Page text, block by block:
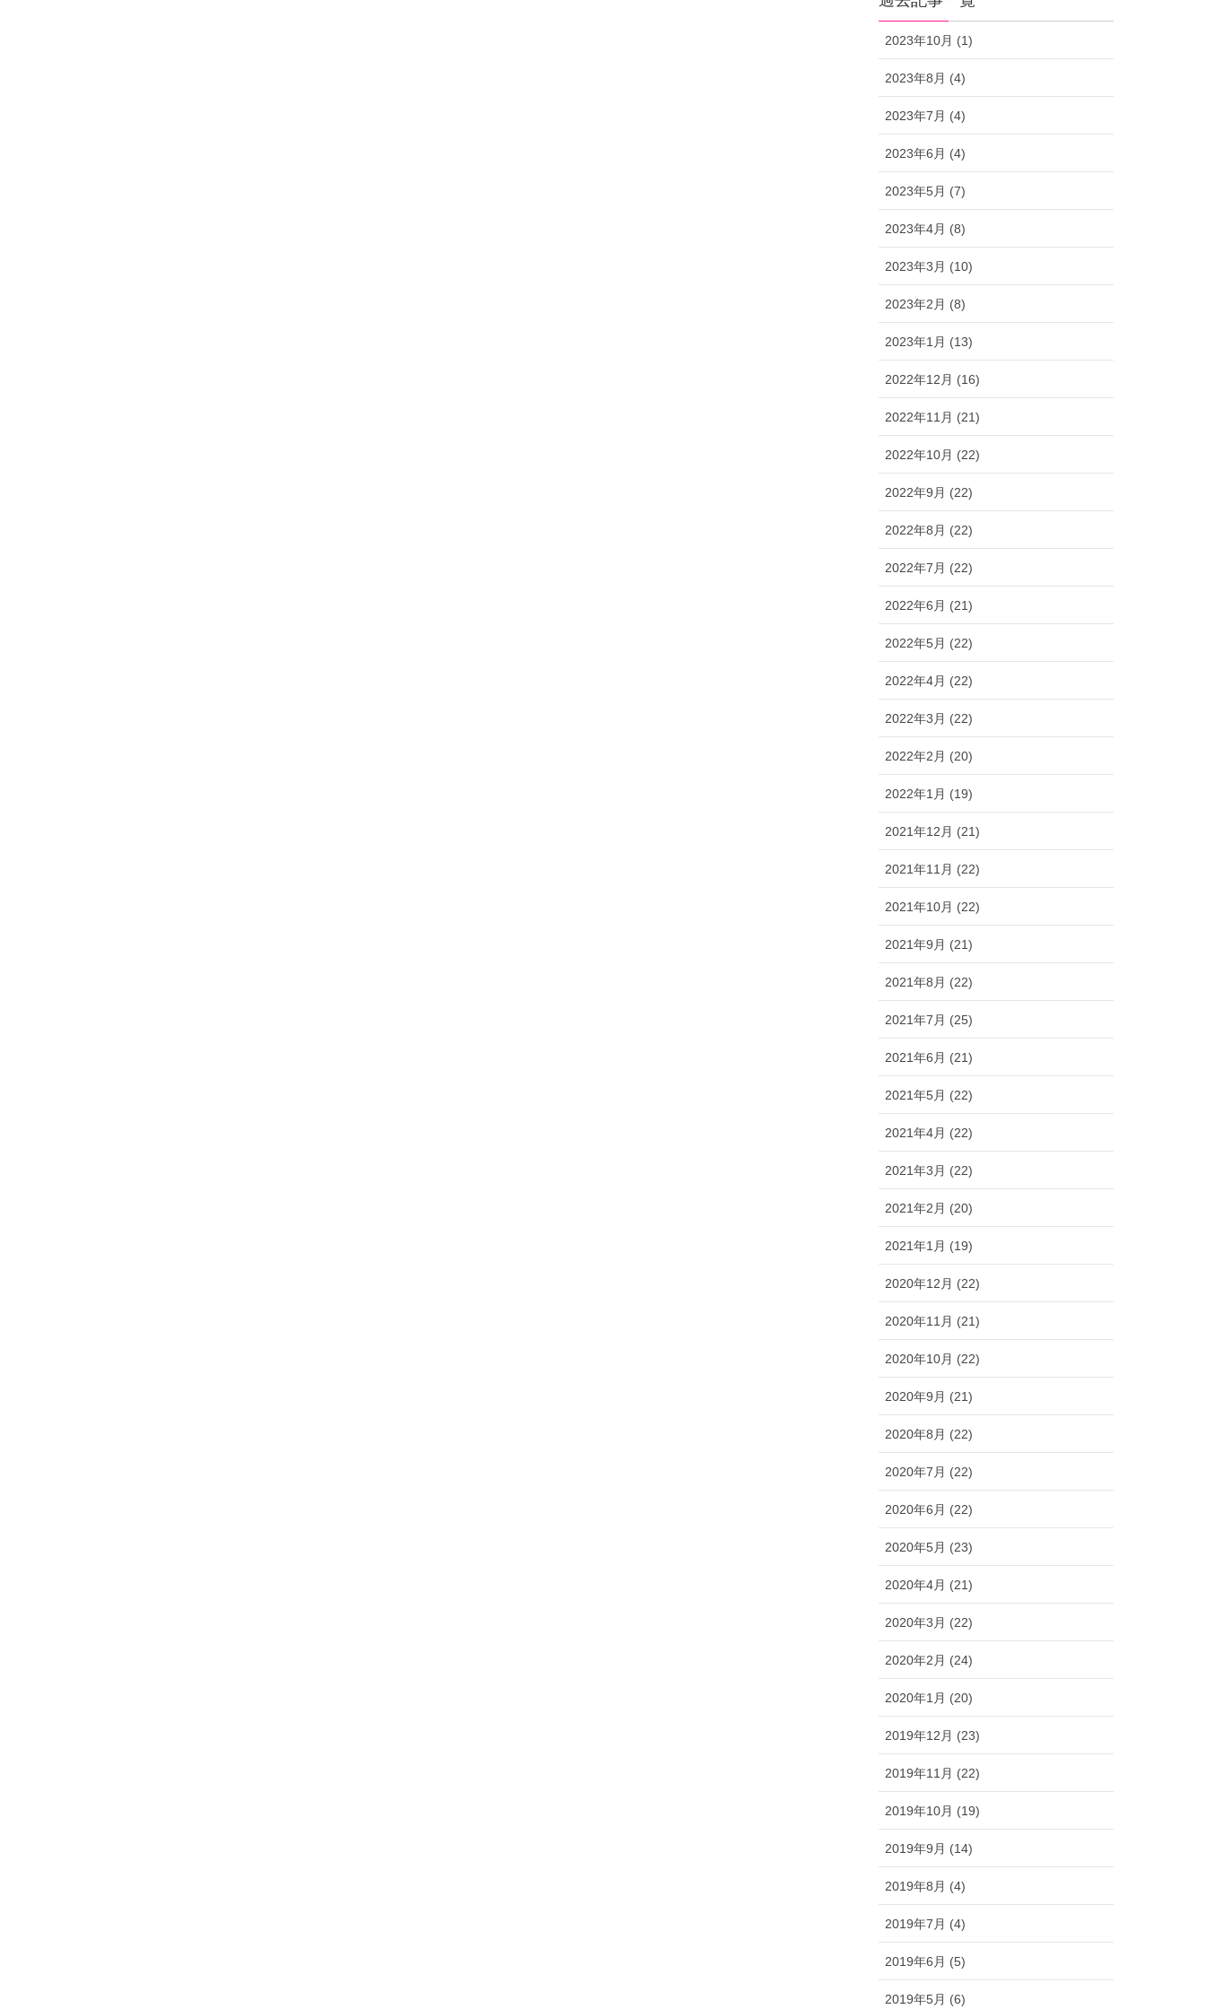
2023年10月 (1)
2023年8月 (4)
2023年7月 (4)
2023年6月 (4)
2023年5月 (7)
2023年4月 (8)
2023年3月 (10)
2023年2月 (8)
2023年1月 (13)
2022年12月 (16)
2022年11月 (21)
2022年10月 (22)
2022年9月 (22)
2022年8月 (22)
2022年7月 (22)
2022年6月 (21)
2022年5月 (22)
2022年4月 (22)
2022年3月 (22)
2022年2月 (20)
2022年1月 (19)
2021年12月 (21)
2021年11月 (22)
2021年10月 (22)
2021年9月 (21)
2021年8月 (22)
2021年7月 (25)
2021年6月 (21)
2021年5月 (22)
2021年4月 (22)
2021年3月 (22)
2021年2月 (20)
2021年1月 (19)
2020年12月 (22)
2020年11月 (21)
2020年10月 (22)
2020年9月 (21)
2020年8月 (22)
2020年7月 (22)
2020年6月 (22)
2020年5月 (23)
2020年4月 (21)
2020年3月 (22)
2020年2月 (24)
2020年1月 (20)
2019年12月 (23)
2019年11月 (22)
2019年10月 (19)
2019年9月 (14)
2019年8月 (4)
2019年7月 (4)
2019年6月 (5)
2019年5月 (6)